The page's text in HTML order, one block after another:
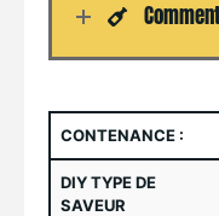
CONTENANCE :
DIY TYPE DE
SAVEUR